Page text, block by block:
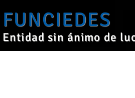
FUNCIEDES
Entidad sin ánimo de